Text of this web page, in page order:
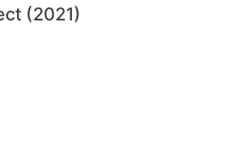
(2021)